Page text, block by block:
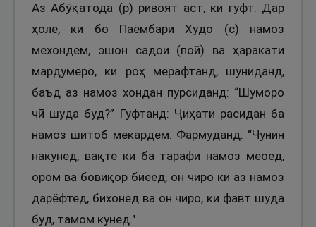
Аз Абӯқатода (р) ривоят аст, ки гуфт: Дар
ҳоле, ки бо Паёмбари Худо (с) намоз
мехондем, эшон садои (пой) ва ҳаракати
мардумеро, ки роҳ мерафтанд, шуниданд,
баъд аз намоз хондан пурсиданд: “Шуморо
чӣ шуда буд?” Гуфтанд: Ҷиҳати расидан ба
намоз шитоб мекардем. Фармуданд: “Чунин
накунед, вақте ки ба тарафи намоз меоед,
ором ва бовиқор биёед, он чиро ки аз намоз
дарёфтед, бихонед ва он чиро, ки фавт шуда
буд, тамом кунед."